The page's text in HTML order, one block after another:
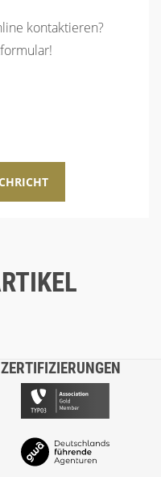
kontaktieren?
TOOL-ZOO: WIE
DATENFLÜSSE